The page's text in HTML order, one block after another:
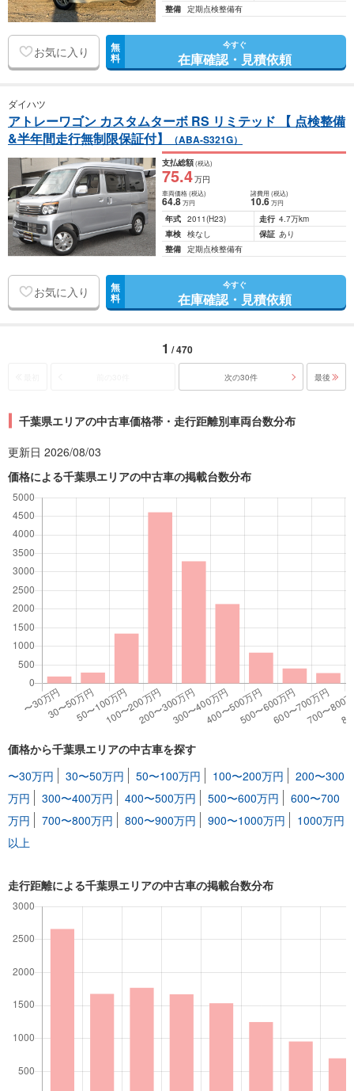
整備 定期点検整備有
お気に入り 無
料
今すぐ
在庫確認・見積依頼
ダイハツ
アトレーワゴン カスタムターボ RS リミテッド 【 点検整備
&半年間走行無制限保証付】
（ABA-S321G）
支払総額(税込)
75.4万円
車両価格(税込)
64.8万円
諸費用 (税込)
10.6 万円
年式 2011(H23) 走行 4.7万km
車検 検なし 保証 あり
整備 定期点検整備有
お気に入り 無
料
今すぐ
在庫確認・見積依頼
1 / 470
次の30件 最後
千葉県エリアの中古車価格帯・走行距離別車両台数分布
更新日 2026/08/03
価格による千葉県エリアの中古車の掲載台数分布
価格から千葉県エリアの中古車を探す
〜30万円
30〜50万円 50〜100万円 100〜200万円
200〜300
万円
300〜400万円 400〜500万円 500〜600万円
600〜700
万円
700〜800万円 800〜900万円 900〜1000万円
1000万円
以上
走行距離による千葉県エリアの中古車の掲載台数分布